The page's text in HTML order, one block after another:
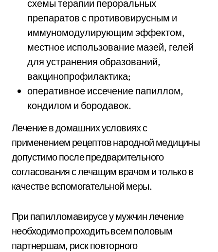
схемы терапии пероральных
препаратов с противовирусным и
иммуномодулирующим эффектом,
местное использование мазей, гелей
для устранения образований,
вакцинопрофилактика;
оперативное иссечение папиллом,
кондилом и бородавок.
Лечение в домашних условиях с
применением рецептов народной медицины
допустимо после предварительного
согласования с лечащим врачом и только в
качестве вспомогательной меры.
При папилломавирусе у мужчин лечение
необходимо проходить всем половым
партнершам, риск повторного